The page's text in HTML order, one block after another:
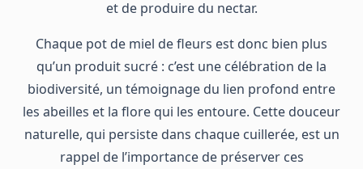
et de produire du nectar.
Chaque pot de miel de fleurs est donc bien plus
qu’un produit sucré : c’est une célébration de la
biodiversité, un témoignage du lien profond entre
les abeilles et la flore qui les entoure. Cette douceur
naturelle, qui persiste dans chaque cuillerée, est un
rappel de l’importance de préserver ces